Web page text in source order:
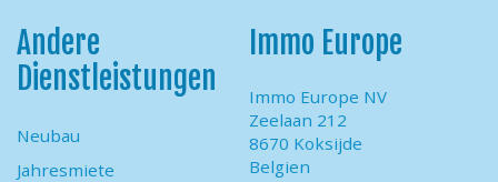
Andere
Dienstleistungen
Neubau
Jahresmiete
Immo Europe
Immo Europe NV
Zeelaan 212
8670 Koksijde
Belgien